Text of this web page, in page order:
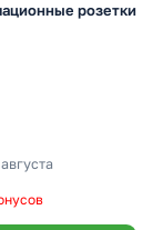
розетки